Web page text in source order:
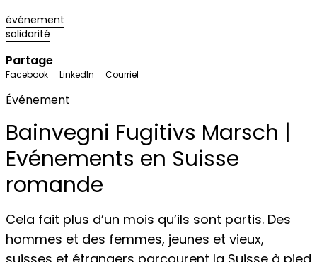
événement
solidarité
Partage
Facebook LinkedIn Courriel
Événement
Bainvegni Fugitivs Marsch |
Evénements en Suisse
romande
Cela fait plus d’un mois qu’ils sont partis. Des
hommes et des femmes, jeunes et vieux,